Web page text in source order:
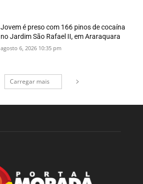
Jovem é preso com 166 pinos de cocaína
no Jardim São Rafael II, em Araraquara
agosto 6, 2026 10:35 pm
Carregar mais